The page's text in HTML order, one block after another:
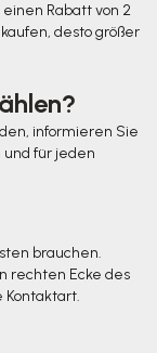
Rabatt von 2
desto größer
informieren Sie
und für jeden
brauchen.
rechten Ecke des
Kontaktart.